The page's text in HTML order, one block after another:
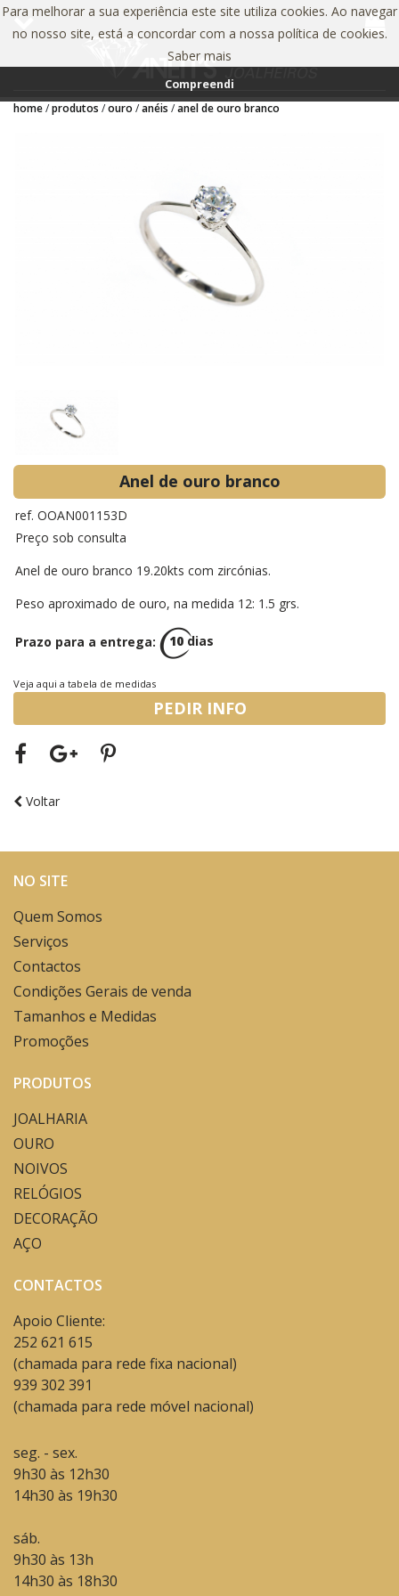
Para melhorar a sua experiência este site utiliza cookies. Ao navegar
no nosso site, está a concordar com a nossa política de cookies.
Saber mais
Compreendi
home produtos ouro anéis anel de ouro branco
Anel de ouro branco
ref. OOAN001153D
Preço sob consulta
Anel de ouro branco 19.20kts com zircónias.
Peso aproximado de ouro, na medida 12: 1.5 grs.
Prazo para a entrega: 10 dias
Veja aqui a tabela de medidas
PEDIR INFO
Voltar
NO SITE
Quem Somos
Serviços
Contactos
Condições Gerais de venda
Tamanhos e Medidas
Promoções
PRODUTOS
JOALHARIA
OURO
NOIVOS
RELÓGIOS
DECORAÇÃO
AÇO
CONTACTOS
Apoio Cliente:
252 621 615
(chamada para rede fixa nacional)
939 302 391
(chamada para rede móvel nacional)
seg. - sex.
9h30 às 12h30
14h30 às 19h30
sáb.
9h30 às 13h
14h30 às 18h30